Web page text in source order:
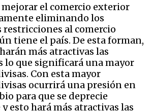
el comercio exterior
eliminando los
restricciones al comercio
tiene el país. De esta forman,
más atractivas las
lo que significará una mayor
Con esta mayor
ocurrirá una presión en
para que se deprecie
esto hará más atractivas las